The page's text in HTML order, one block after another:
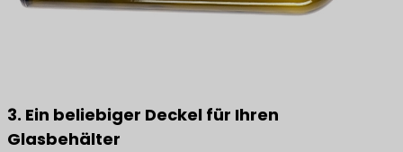
3. Ein beliebiger Deckel für Ihren
Glasbehälter